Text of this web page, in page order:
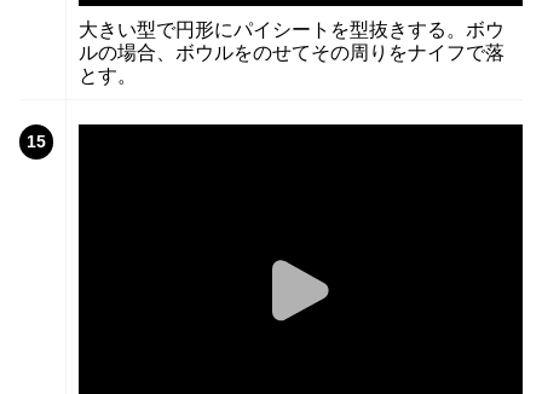
大きい型で円形にパイシートを型抜きする。ボウ
ルの場合、ボウルをのせてその周りをナイフで落
とす。
15